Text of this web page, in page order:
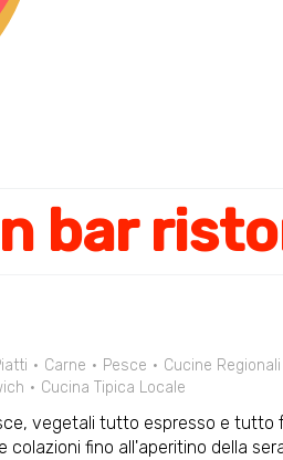
bar
Carne Pesce Cucine Regionali
Cucina Tipica Locale
vegetali tutto espresso e tutto
colazioni fino all'aperitino della